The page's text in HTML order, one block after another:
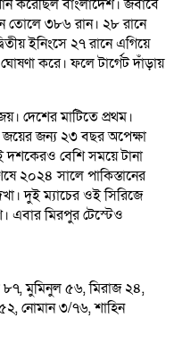
করেছিল বাংলাদেশ। জবাবে
তোলে ৩৮৬ রান। ২৮ রানে
ইনিংসে ২৭ রানে এগিয়ে
করে। ফলে টার্গেট দাঁড়ায়
দেশের মাটিতে প্রথম।
জয়ের জন্য ২৩ বছর অপেক্ষা
বেশি সময়ে টানা
২০২৪ সালে পাকিস্তানের
দুই ম্যাচের ওই সিরিজে
এবার মিরপুর টেস্টেও
মুমিনুল ৫৬, মিরাজ ২৪,
নোমান ৩/৭৬, শাহিন